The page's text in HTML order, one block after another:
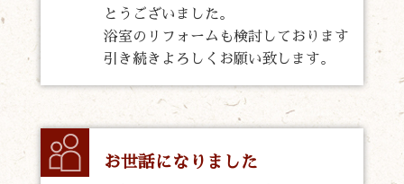
とうございました。
浴室のリフォームも検討しております
引き続きよろしくお願い致します。
お世話になりました